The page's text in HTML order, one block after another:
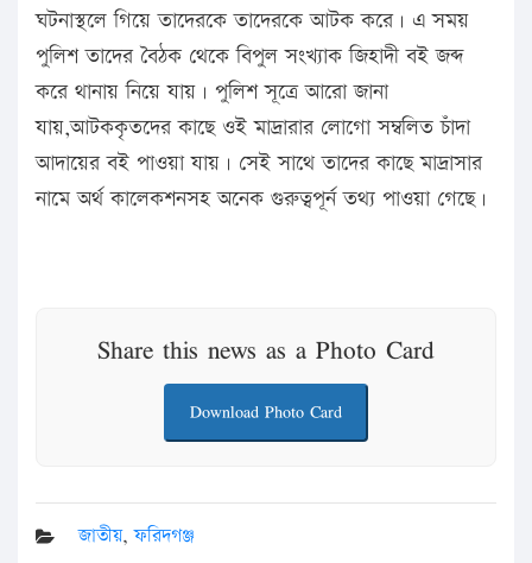
ঘটনাস্থলে গিয়ে তাদেরকে তাদেরকে আটক করে। এ সময়
পুলিশ তাদের বৈঠক থেকে বিপুল সংখ্যাক জিহাদী বই জব্দ
করে থানায় নিয়ে যায়। পুলিশ সূত্রে আরো জানা
যায়,আটককৃতদের কাছে ওই মাদ্রারার লোগো সম্বলিত চাঁদা
আদায়ের বই পাওয়া যায়। সেই সাথে তাদের কাছে মাদ্রাসার
নামে অর্থ কালেকশনসহ অনেক গুরুত্বপূর্ন তথ্য পাওয়া গেছে।
Share this news as a Photo Card
Download Photo Card
জাতীয়,ফরিদগঞ্জ